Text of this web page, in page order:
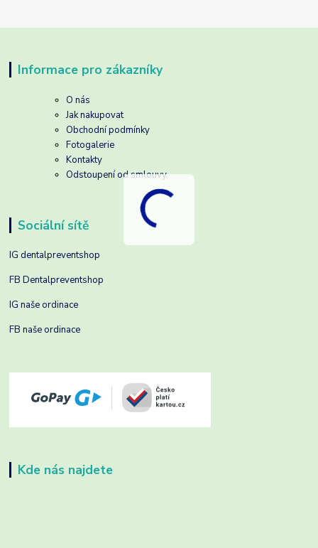
Informace pro zákazníky
O nás
Jak nakupovat
Obchodní podmínky
Fotogalerie
Kontakty
Odstoupení od smlouvy
Sociální sítě
IG dentalpreventshop
FB Dentalpreventshop
IG naše ordinace
FB naše ordinace
Kde nás najdete